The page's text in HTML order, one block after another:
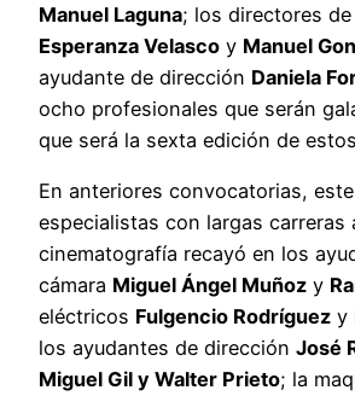
Manuel Laguna; los directores
Esperanza Velasco y Manuel
ayudante de dirección Daniela
ocho profesionales que serán
que será la sexta edición de
En anteriores convocatorias,
especialistas con largas carreras
cinematografía recayó en los
cámara Miguel Ángel Muñoz y
eléctricos Fulgencio Rodríguez y
los ayudantes de dirección José
Miguel Gil y Walter Prieto; la